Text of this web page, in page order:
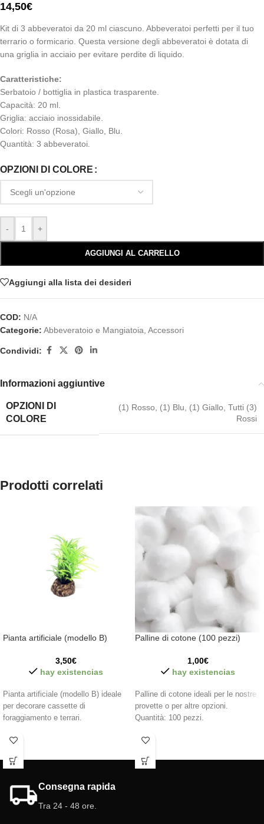
14,50€
Kit di 3 abbeveratoi da 20 ml ciascuno. Abbeveratoi perfetti per il tuo
terrario o formicario. Questa versione degli abbeveratoi è dotata di
una griglia in acciaio per evitare perdite di liquido.
Caratteristiche:
Serbatoio / bottiglia in plastica trasparente.
Capacità: 20 ml.
Griglia: acciaio inossidabile.
Colori: Rosso (Rosa), Giallo, Blu.
Quantità: 3 abbeveratoi.
OPZIONI DI COLORE
- +
AGGIUNGI AL CARRELLO
Aggiungi alla lista dei desideri
COD: N/A
Categorie: Abbeveratoio e Mangiatoia, Accessori
Condividi:
Informazioni aggiuntive
OPZIONI DI
COLORE
(1) Rosso, (1) Blu, (1) Giallo Tutti (3)
Rossi
Prodotti correlati
Pianta artificiale (modello B)
3,50€
hay existencias
Pianta artificiale (modello B) ideale
per decorare cassette di
foraggiamento e terrari.
Palline di cotone (100 pezzi)
1,00€
hay existencias
Palline di cotone ideali per le nostre
provette o per altre opzioni.
Quantità: 100 pezzi.
Consegna rapida
Tra 24 - 48 ore.